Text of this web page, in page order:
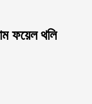
ফয়েল থলি